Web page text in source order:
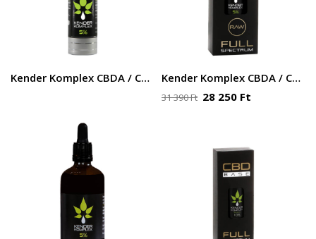
Kender Komplex CBDA / CBD olaj – 5% – 15 ml 750 mg Kender Komplex CBDA / CBD olaj – 5% – 30 ml 1500mg
31 390Ft 28 250 Ft